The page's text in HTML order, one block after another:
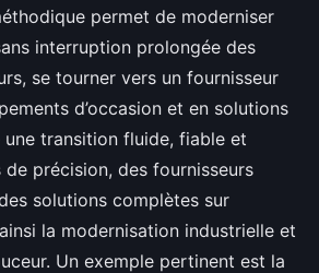
permet de moderniser
interruption prolongée des
se tourner vers un fournisseur
d’occasion et en solutions
transition fluide, fiable et
précision, des fournisseurs
solutions complètes sur
la modernisation industrielle et
Un exemple pertinent est la